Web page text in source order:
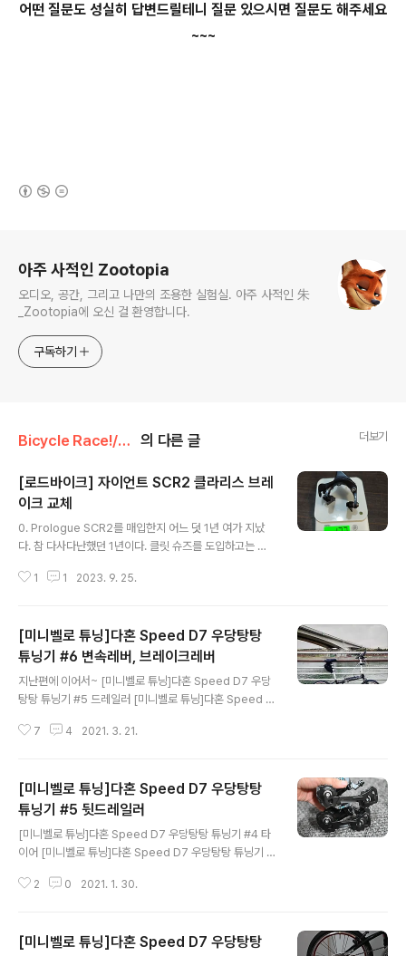
어떤 질문도 성실히 답변드릴테니 질문 있으시면 질문도 해주세요
~~~
아주 사적인 Zootopia
오디오, 공간, 그리고 나만의 조용한 실험실. 아주 사적인 朱
_Zootopia에 오신 걸 환영합니다.
구독하기
Bicycle Race!/Tuning 의 다른 글 더보기
[로드바이크] 자이언트 SCR2 클라리스 브레
이크 교체
0. Prologue SCR2를 매입한지 어느 덧 1년 여가 지났
다. 참 다사다난했던 1년이다. 클릿 슈즈를 도입하고는 주
국토종주(구미에서 멈춤)에서는 앞바퀴 튜브 펑크 때문에
크 자이언트 지점에서 살짝 점검을 받았다. 그 동안 체인 교
체, 페달 교체, 타이어 교체 등을 했지만 딱히 점검을 하진
못 했고, 국토종주 이후 자전거 상태가 메롱이었기 때문이
다. 체인은 나름 개수를 세어서 장착한 거였지만, 막상 가서
보니 체인이 드레일러에 갈리고 있었던 것도 모르고 있었
다. 당연히 기어 점검도 해주셨는데, 아마 사장님이 필자를
1 1 2023. 9. 25.
[미니벨로 튜닝]다혼 Speed D7 우당탕탕
튜닝기 #6 변속레버, 브레이크레버
지난편에 이어서~ [미니벨로 튜닝]다혼 Speed D7 우당
탕탕 튜닝기 #5 드레일러 [미니벨로 튜닝]다혼 Speed D
d D7 우당탕탕 튜닝기 #3 휠셋 [미니벨로 튜닝]다혼 Sp
gue 지난 5편에서 우여곡절 끝에 소라 뒷드레일러를 설치
하고, 체인까지 걸어봤다. 그러나 지금까지의 과정을 살펴
보며 배운 것은 자전거의 메카니즘은 결코 하나의 부품이
단독적으로 작동하지 않는다는 것이다. 이번 개조기가 크
랭크셋과 페달, 체인과 뒷드레일러, 스프라켓, 휠을 통해 전
체적으로 관통하는 메카니즘을 이해할 수 있는 과정이었..
7 4 2021. 3. 21.
[미니벨로 튜닝]다혼 Speed D7 우당탕탕
튜닝기 #5 뒷드레일러
[미니벨로 튜닝]다혼 Speed D7 우당탕탕 튜닝기 #4 타
이어 [미니벨로 튜닝]다혼 Speed D7 우당탕탕 튜닝기 #
#2 스프라켓 [미니벨로 튜닝]다혼 Speed D7 우당탕탕
Prologue 지난 편에 휠셋에 타이어 장착만 했는데~ 어느
2 0 2021. 1. 30.
[미니벨로 튜닝]다혼 Speed D7 우당탕탕